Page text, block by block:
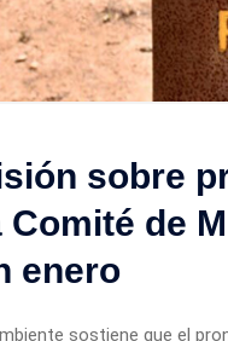
sobre
Comité de
enero
sostiene que el